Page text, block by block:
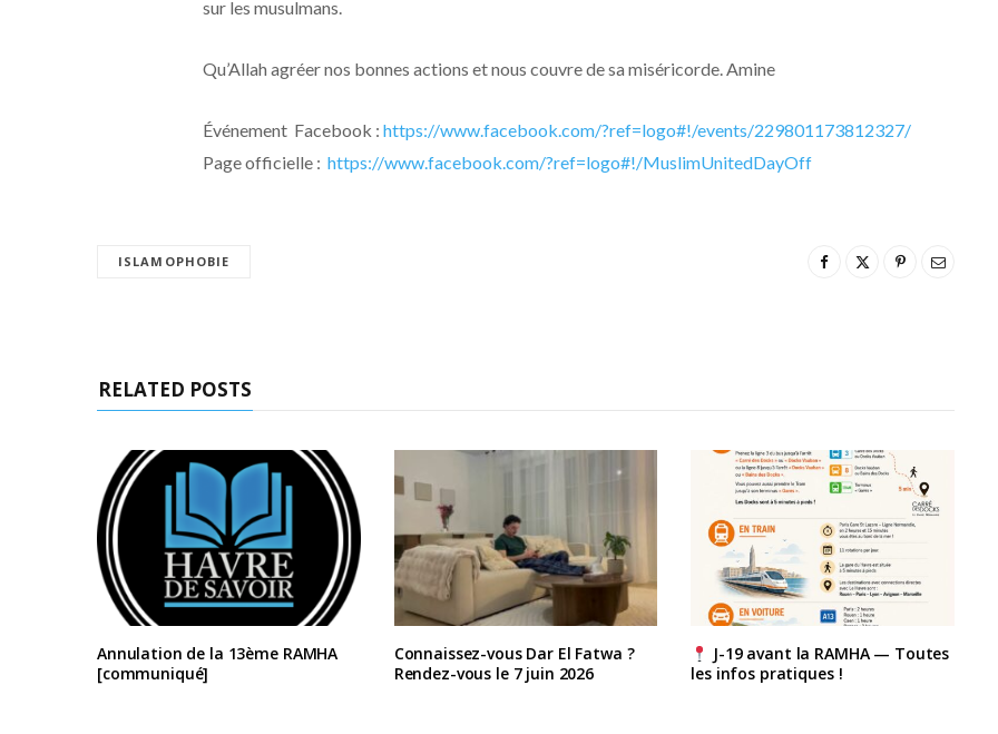
sur les musulmans.
Qu’Allah agréer nos bonnes actions et nous couvre de sa miséricorde. Amine
Événement Facebook : https://www.facebook.com/?ref=logo#!/events/229801173812327/
Page officielle : https://www.facebook.com/?ref=logo#!/MuslimUnitedDayOff
ISLAMOPHOBIE
RELATED POSTS
Annulation de la 13ème RAMHA
[communiqué]
Connaissez-vous Dar El Fatwa ?
Rendez-vous le 7 juin 2026
J-19 avant la RAMHA — Toutes
les infos pratiques !